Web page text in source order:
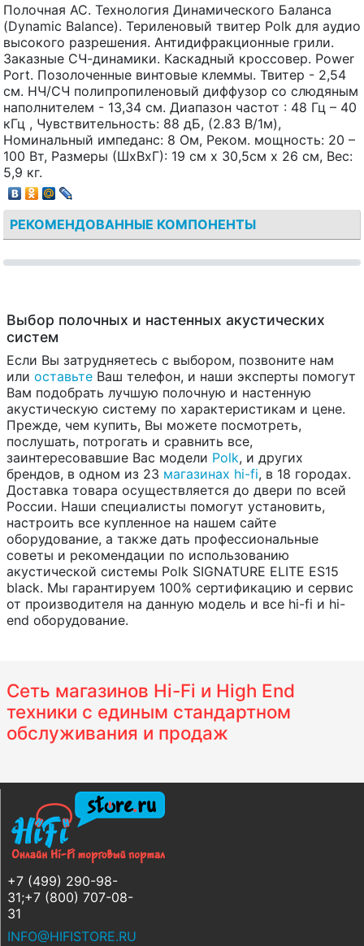
Полочная АС. Технология Динамического Баланса
(Dynamic Balance). Териленовый твитер Polk для аудио
высокого разрешения. Антидифракционные грили.
Заказные СЧ-динамики. Каскадный кроссовер. Power
Port. Позолоченные винтовые клеммы. Твитер - 2,54
см. НЧ/СЧ полипропиленовый диффузор со слюдяным
наполнителем - 13,34 см. Диапазон частот : 48 Гц – 40
кГц , Чувствительность: 88 дБ, (2.83 В/1м),
Номинальный импеданс: 8 Ом, Реком. мощность: 20 –
100 Вт, Размеры (ШхВхГ): 19 см x 30,5см x 26 см, Вес:
5,9 кг.
РЕКОМЕНДОВАННЫЕ КОМПОНЕНТЫ
Выбор полочных и настенных акустических
систем
Если Вы затрудняетесь с выбором, позвоните нам
или оставьте Ваш телефон, и наши эксперты помогут
Вам подобрать лучшую полочную и настенную
акустическую систему по характеристикам и цене.
Прежде, чем купить, Вы можете посмотреть,
послушать, потрогать и сравнить все,
заинтересовавшие Вас модели Polk, и других
брендов, в одном из 23 магазинах hi-fi, в 18 городах.
Доставка товара осуществляется до двери по всей
России. Наши специалисты помогут установить,
настроить все купленное на нашем сайте
оборудование, а также дать профессиональные
советы и рекомендации по использованию
акустической системы Polk SIGNATURE ELITE ES15
black. Мы гарантируем 100% сертификацию и сервис
от производителя на данную модель и все hi-fi и hi-
end оборудование.
Сеть магазинов Hi-Fi и High End
техники с единым стандартном
обслуживания и продаж
+7 (499) 290-98-
31;+7 (800) 707-08-
31
INFO@HIFISTORE.RU